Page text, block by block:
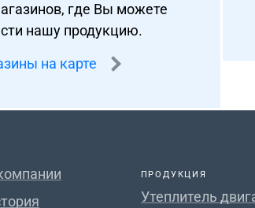
где Вы можете
нашу продукцию.
на карте
ПРОДУКЦИЯ
Утеплитель